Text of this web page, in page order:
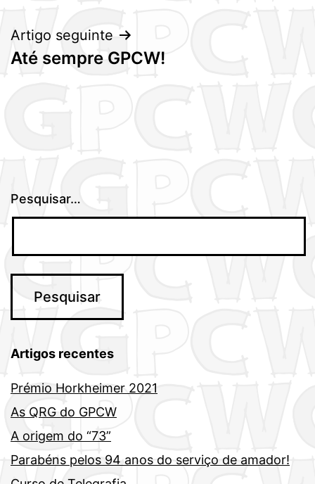
Artigo seguinte
Até sempre GPCW!
Pesquisar…
Artigos recentes
Prémio Horkheimer 2021
As QRG do GPCW
A origem do “73”
Parabéns pelos 94 anos do serviço de amador!